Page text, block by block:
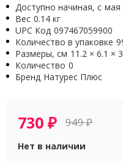
Доступно начиная, с мая
Вес 0.14 кг
UPC Код 097467059900
Количество в упаковке
Размеры, см 11.2 × 6.1 × 3
Количество 0
Бренд Натурес Плюс
730₽ 949₽
Нет в наличии